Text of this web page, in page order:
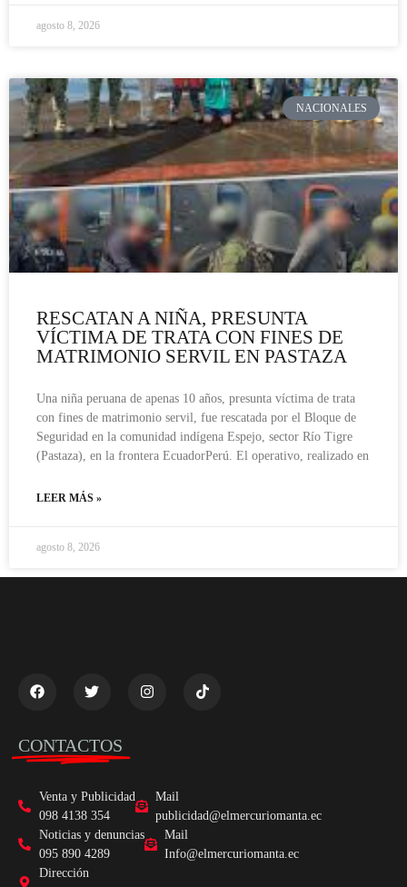
agosto 8, 2026
NACIONALES
RESCATAN A NIÑA, PRESUNTA
VÍCTIMA DE TRATA CON FINES DE
MATRIMONIO SERVIL EN PASTAZA
Una niña peruana de apenas 10 años, presunta víctima de trata
con fines de matrimonio servil, fue rescatada por el Bloque de
Seguridad en la comunidad indígena Espejo, sector Río Tigre
(Pastaza), en la frontera EcuadorPerú. El operativo, realizado en
LEER MÁS »
agosto 8, 2026
CONTACTOS
Venta y Publicidad
098 4138 354
Mail
publicidad@elmercuriomanta.ec
Noticias y denuncias
095 890 4289
Mail
Info@elmercuriomanta.ec
Dirección